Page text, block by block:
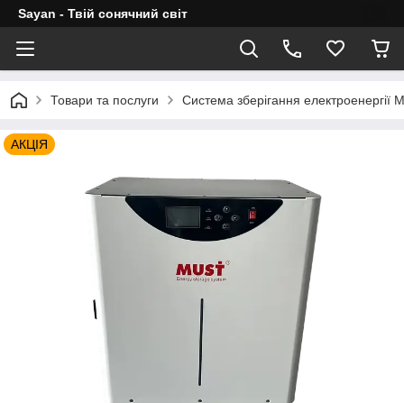
Sayan - Твій сонячний світ
Товари та послуги Система зберігання електроенергії
АКЦІЯ